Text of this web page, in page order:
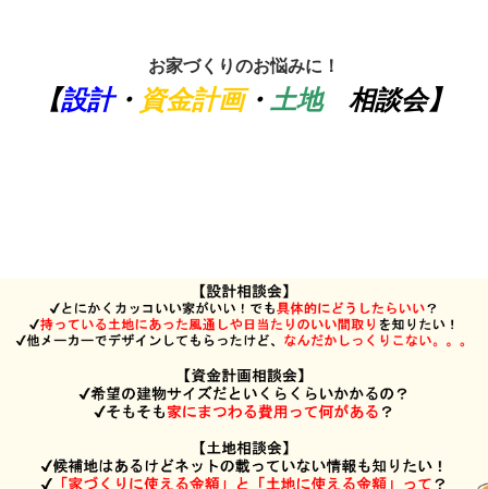
お家づくりのお悩みに！
【設計・ 資金計画・ 土地相談会】